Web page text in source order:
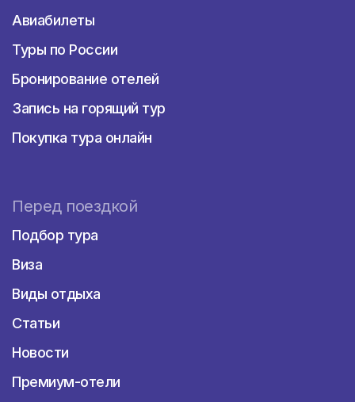
Авиабилеты
Туры по России
Бронирование отелей
Запись на горящий тур
Покупка тура онлайн
Перед поездкой
Подбор тура
Виза
Виды отдыха
Статьи
Новости
Премиум-отели